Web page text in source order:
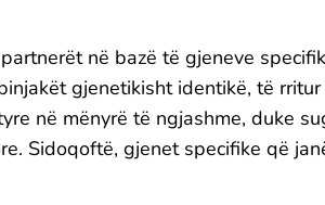
në bazë të gjeneve
gjenetikisht identikë, të
në mënyrë të ngjashme, duke
Sidoqoftë, gjenet specifike që